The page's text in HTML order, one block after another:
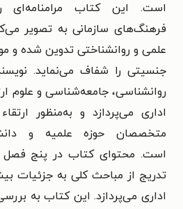
است. این کتاب مرامنامه‌ای
فرهنگ‌های سازمانی به تصویر
علمی و روانشناختی تدوین شده و
جنسیتی را شفاف می‌نماید.
روانشناسی، جامعه‌شناسی و علوم
اداری می‌پردازد و به‌منظور
متخصصان حوزه علمیه و
است. محتوای کتاب در پنج
تدریج از مباحث کلی به جزئیات
اداری می‌پردازد. این کتاب به